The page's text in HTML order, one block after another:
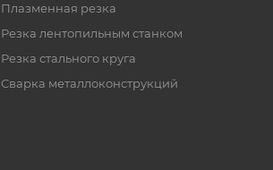
Плазменная резка
Резка лентопильным станком
Резка стального круга
Сварка металлоконструкций